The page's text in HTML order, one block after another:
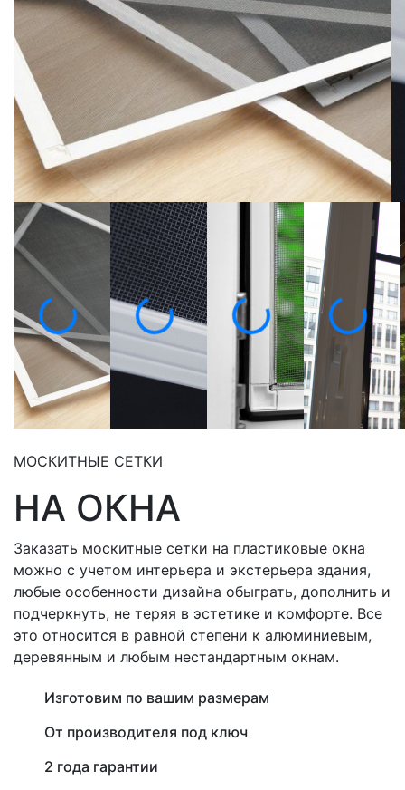
МОСКИТНЫЕ СЕТКИ
НА ОКНА
Заказать москитные сетки на пластиковые окна
можно с учетом интерьера и экстерьера здания,
любые особенности дизайна обыграть, дополнить и
подчеркнуть, не теряя в эстетике и комфорте. Все
это относится в равной степени к алюминиевым,
деревянным и любым нестандартным окнам.
Изготовим по вашим размерам
От производителя под ключ
2 года гарантии